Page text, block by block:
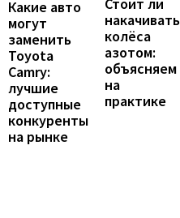
Какие авто
могут
заменить
Toyota
Camry:
лучшие
доступные
конкуренты
на рынке
накачивать
колёса
азотом:
объясняем
на
практике